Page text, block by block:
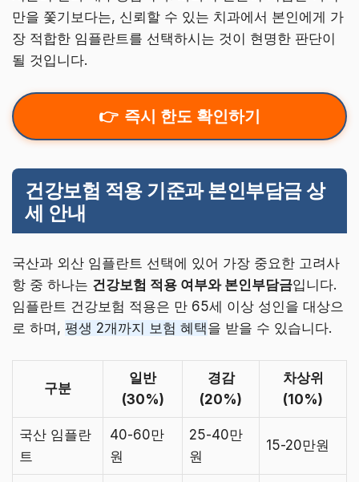
만을 쫓기보다는, 신뢰할 수 있는 치과에서 본인에게 가
장 적합한 임플란트를 선택하시는 것이 현명한 판단이
될 것입니다.
즉시 한도 확인하기
건강보험 적용 기준과 본인부담금 상
세 안내
국산과 외산 임플란트 선택에 있어 가장 중요한 고려사
항 중 하나는 건강보험 적용 여부와 본인부담금입니다.
임플란트 건강보험 적용은 만 65세 이상 성인을 대상으
로 하며, 평생 2개까지 보험 혜택을 받을 수 있습니다.
구분
일반
(30%)
경감
(20%)
차상위
(10%)
국산 임플란
트
40-60만
원
25-40만
원
15-20만원